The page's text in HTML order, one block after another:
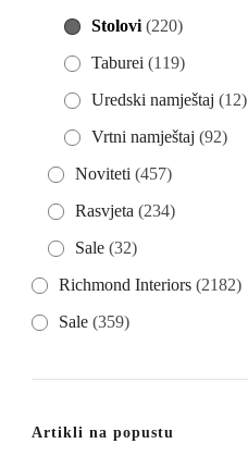
Stolovi (220)
Taburei (119)
Uredski namještaj (12)
Vrtni namještaj (92)
Noviteti (457)
Rasvjeta (234)
Sale (32)
Richmond Interiors (2182)
Sale (359)
Artikli na popustu